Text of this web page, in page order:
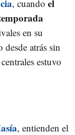
, cuando el
en su
atrás sin
estuvo
, entienden el